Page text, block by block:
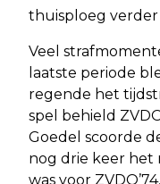
thuisploeg verder
Veel
laatste periode
regende het
spel behield
Goedel scoorde
nog drie keer het
was voor